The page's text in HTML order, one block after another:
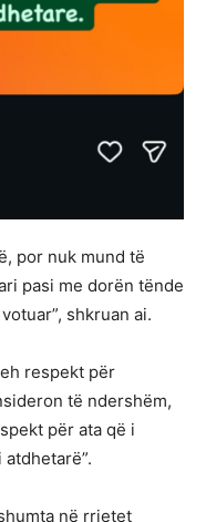
por nuk mund të
pasi me dorën tënde
shkruan ai.
respekt për
të ndershëm,
për ata që i
në rrjetet